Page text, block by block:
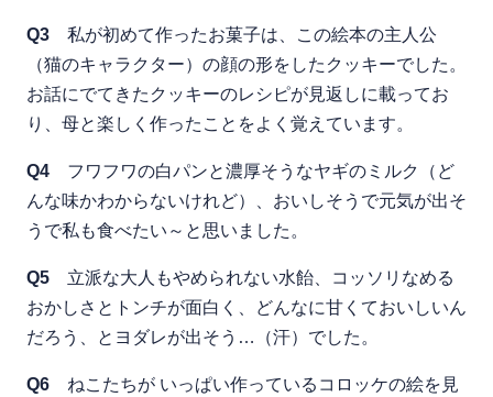
Q3 私が初めて作ったお菓子は、この絵本の主人公
（猫のキャラクター）の顔の形をしたクッキーでした。
お話にでてきたクッキーのレシピが見返しに載ってお
り、母と楽しく作ったことをよく覚えています。
Q4 フワフワの白パンと濃厚そうなヤギのミルク（ど
んな味かわからないけれど）、おいしそうで元気が出そ
うで私も食べたい～と思いました。
Q5 立派な大人もやめられない水飴、コッソリなめる
おかしさとトンチが面白く、どんなに甘くておいしいん
だろう、とヨダレが出そう…（汗）でした。
Q6 ねこたちが いっぱい作っているコロッケの絵を見